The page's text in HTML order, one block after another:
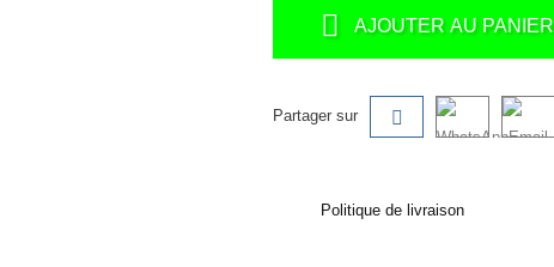
AJOUTER AU PANIER
Partager sur
Politique de livraison